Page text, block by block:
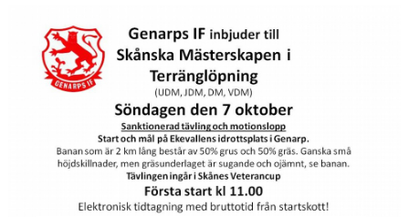
KONTAKT
LÄNKAR
INTERNA TÄVLINGAR
GIFT GENARPS IF TRAIL 2026
ANMÄLAN TILL LÖPGRUPPEN